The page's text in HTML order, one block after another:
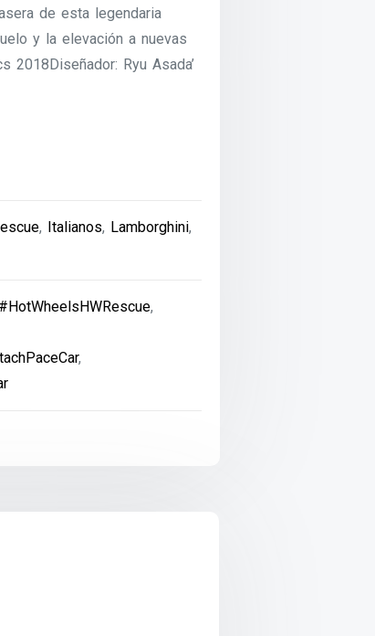
de esta legendaria
y la elevación a nuevas
2018Diseñador: Ryu Asada’
, Italianos, Lamborghini,
#HotWheelsHWRescue,
,